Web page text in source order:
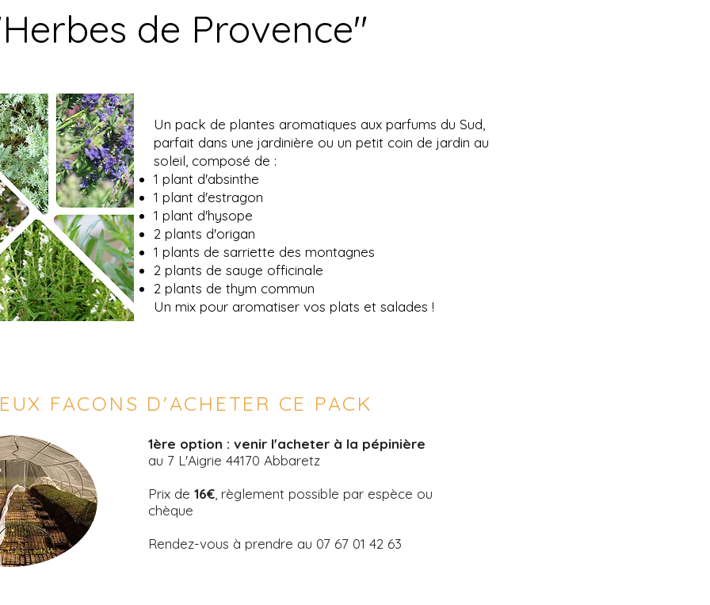
de Provence"
Un pack de plantes aromatiques aux parfums du Sud,
parfait dans une jardinière ou un petit coin de jardin au
soleil, composé de :
1 plant d'absinthe
1 plant d'estragon
1 plant d'hysope
2 plants d'origan
1 plants de sarriette des montagnes
2 plants de sauge officinale
2 plants de thym commun
Un mix pour aromatiser vos plats et salades !
FACONS D'ACHETER CE PACK
1ère option : venir l'acheter à la pépinière
au 7 L'Aigrie 44170 Abbaretz
Prix de 16€ , règlement possible par espèce ou
chèque
Rendez-vous à prendre au 07 67 01 42 63